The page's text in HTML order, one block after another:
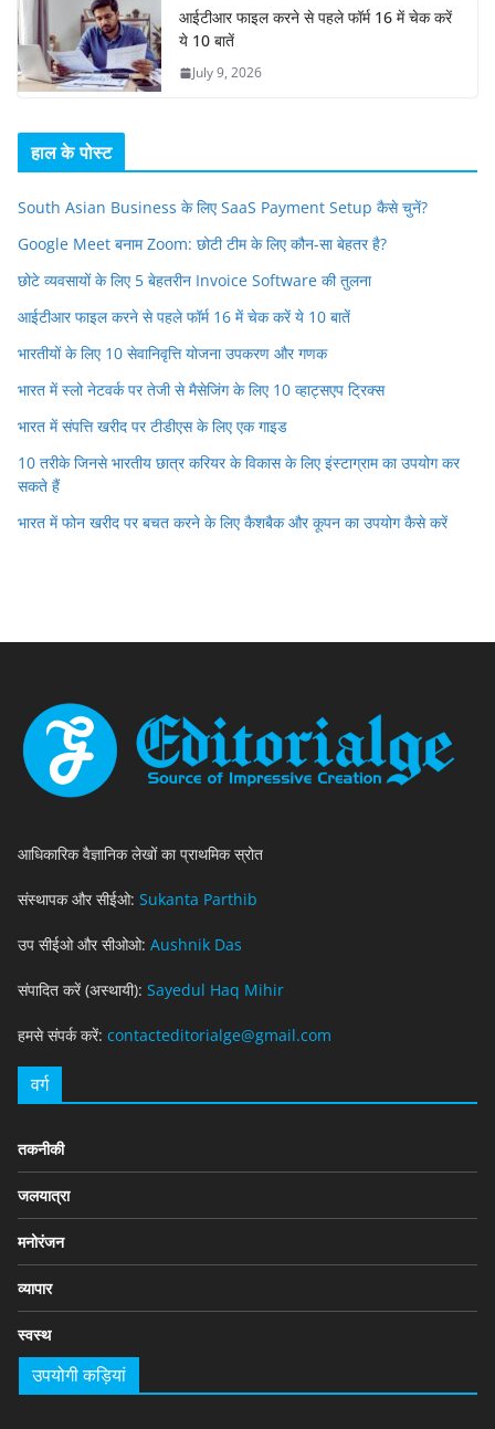
आईटीआर फाइल करने से पहले फॉर्म 16 में चेक करें
ये 10 बातें
July 9, 2026
हाल के पोस्ट
South Asian Business के लिए SaaS Payment Setup कैसे चुनें?
Google Meet बनाम Zoom: छोटी टीम के लिए कौन-सा बेहतर है?
छोटे व्यवसायों के लिए 5 बेहतरीन Invoice Software की तुलना
आईटीआर फाइल करने से पहले फॉर्म 16 में चेक करें ये 10 बातें
भारतीयों के लिए 10 सेवानिवृत्ति योजना उपकरण और गणक
भारत में स्लो नेटवर्क पर तेजी से मैसेजिंग के लिए 10 व्हाट्सएप ट्रिक्स
भारत में संपत्ति खरीद पर टीडीएस के लिए एक गाइड
10 तरीके जिनसे भारतीय छात्र करियर के विकास के लिए इंस्टाग्राम का उपयोग कर
सकते हैं
भारत में फोन खरीद पर बचत करने के लिए कैशबैक और कूपन का उपयोग कैसे करें
आधिकारिक वैज्ञानिक लेखों का प्राथमिक स्रोत
संस्थापक और सीईओ: Sukanta Parthib
उप सीईओ और सीओओ: Aushnik Das
संपादित करें (अस्थायी): Sayedul Haq Mihir
हमसे संपर्क करें: contacteditorialge@gmail.com
वर्ग
तकनीकी
जलयात्रा
मनोरंजन
व्यापार
स्वस्थ
उपयोगी कड़ियां